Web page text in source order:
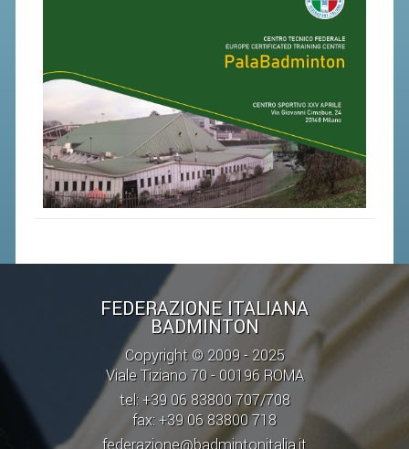
FEDERAZIONE ITALIANA
BADMINTON
Copyright © 2009 - 2025
Viale Tiziano 70 - 00196 ROMA
tel: +39 06 83800 707/708
fax: +39 06 83800 718
federazione@badmintonitalia.it
CTF – PALABADMINTON
ATLETI D'INTERESSE NAZIONALE
SCHEDE ATLETI
VOLA CON NOI
COMMISSIONE ATLETI
TESSERAMENTO
AFFILIAZIONE E TESSERAMENTO
QUOTE E TASSE
CONVENZIONI